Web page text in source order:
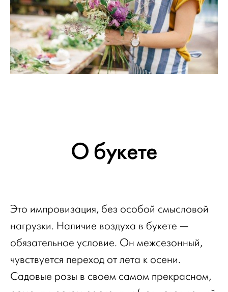
О букете
Это импровизация, без особой смысловой
нагрузки. Наличие воздуха в букете —
обязательное условие. Он межсезонный,
чувствуется переход от лета к осени.
Садовые розы в своем самом прекрасном,